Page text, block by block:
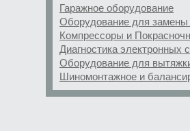
Гаражное оборудование
Оборудование для
Компрессоры и
Диагностика электронных
Оборудование для
Шиномонтажное и